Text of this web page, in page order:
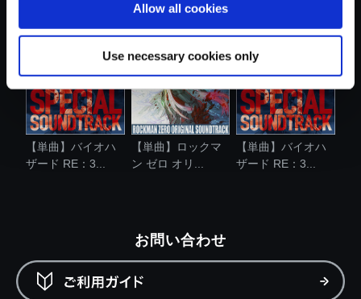
Allow all cookies
Use necessary cookies only
【単曲】バイオハ
ザード RE：3...
【単曲】ロックマ
ン ゼロ オリ...
【単曲】バイオハ
ザード RE：3...
お問い合わせ